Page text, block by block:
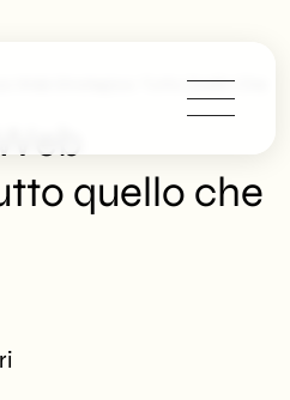
Web Strategica: Tutto Quello Che
quello che